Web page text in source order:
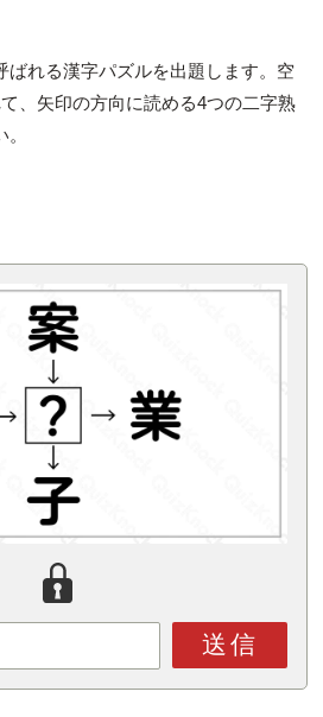
ばれる漢字パズルを出題します。空
、矢印の方向に読める4つの二字熟
送信